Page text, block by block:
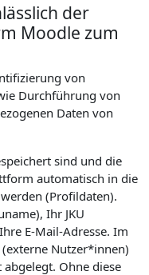
der
Moodle zum
von
Durchführung von
Daten von
sind und die
automatisch in die
(Profildaten).
Ihr JKU
E-Mail-Adresse. Im
Nutzer*innen)
Ohne diese